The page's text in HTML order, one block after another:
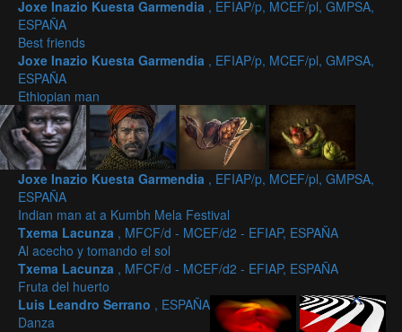
Joxe Inazio Kuesta Garmendia , EFIAP/p, MCEF/pl, GMPSA,
ESPAÑA
Best friends
Joxe Inazio Kuesta Garmendia , EFIAP/p, MCEF/pl, GMPSA,
ESPAÑA
Ethiopian man
Joxe Inazio Kuesta Garmendia , EFIAP/p, MCEF/pl, GMPSA,
ESPAÑA
Indian man at a Kumbh Mela Festival
Txema Lacunza , MFCF/d - MCEF/d2 - EFIAP, ESPAÑA
Al acecho y tomando el sol
Txema Lacunza , MFCF/d - MCEF/d2 - EFIAP, ESPAÑA
Fruta del huerto
Luis Leandro Serrano , ESPAÑA
Danza